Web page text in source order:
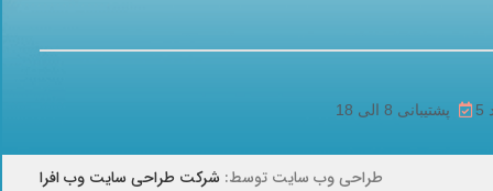
پشتیبانی 8 الی 18
طراحی وب سایت توسط: شرکت طراحی سایت وب افرا